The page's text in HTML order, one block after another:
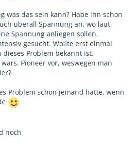
was das sein kann? Habe ihn schon
überall Spannung an, wo laut
Spannung anliegen sollen.
gesucht. Wollte erst einmal
Problem bekannt ist.
Pioneer vor, weswegen man
Problem schon jemand hatte, wenn
noch